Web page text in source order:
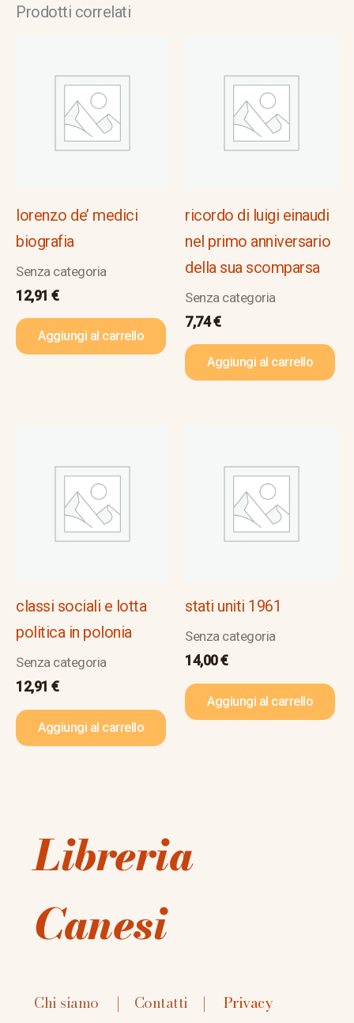
Prodotti correlati
lorenzo de’ medici
biografia
Senza categoria
12,91 €
Aggiungi al carrello
ricordo di luigi einaudi
nel primo anniversario
della sua scomparsa
Senza categoria
7,74€
Aggiungi al carrello
classi sociali e lotta
politica in polonia
Senza categoria
12,91 €
Aggiungi al carrello
stati uniti 1961
Senza categoria
14,00€
Aggiungi al carrello
Libreria
Canesi
Chi siamo | Contatti | Privacy